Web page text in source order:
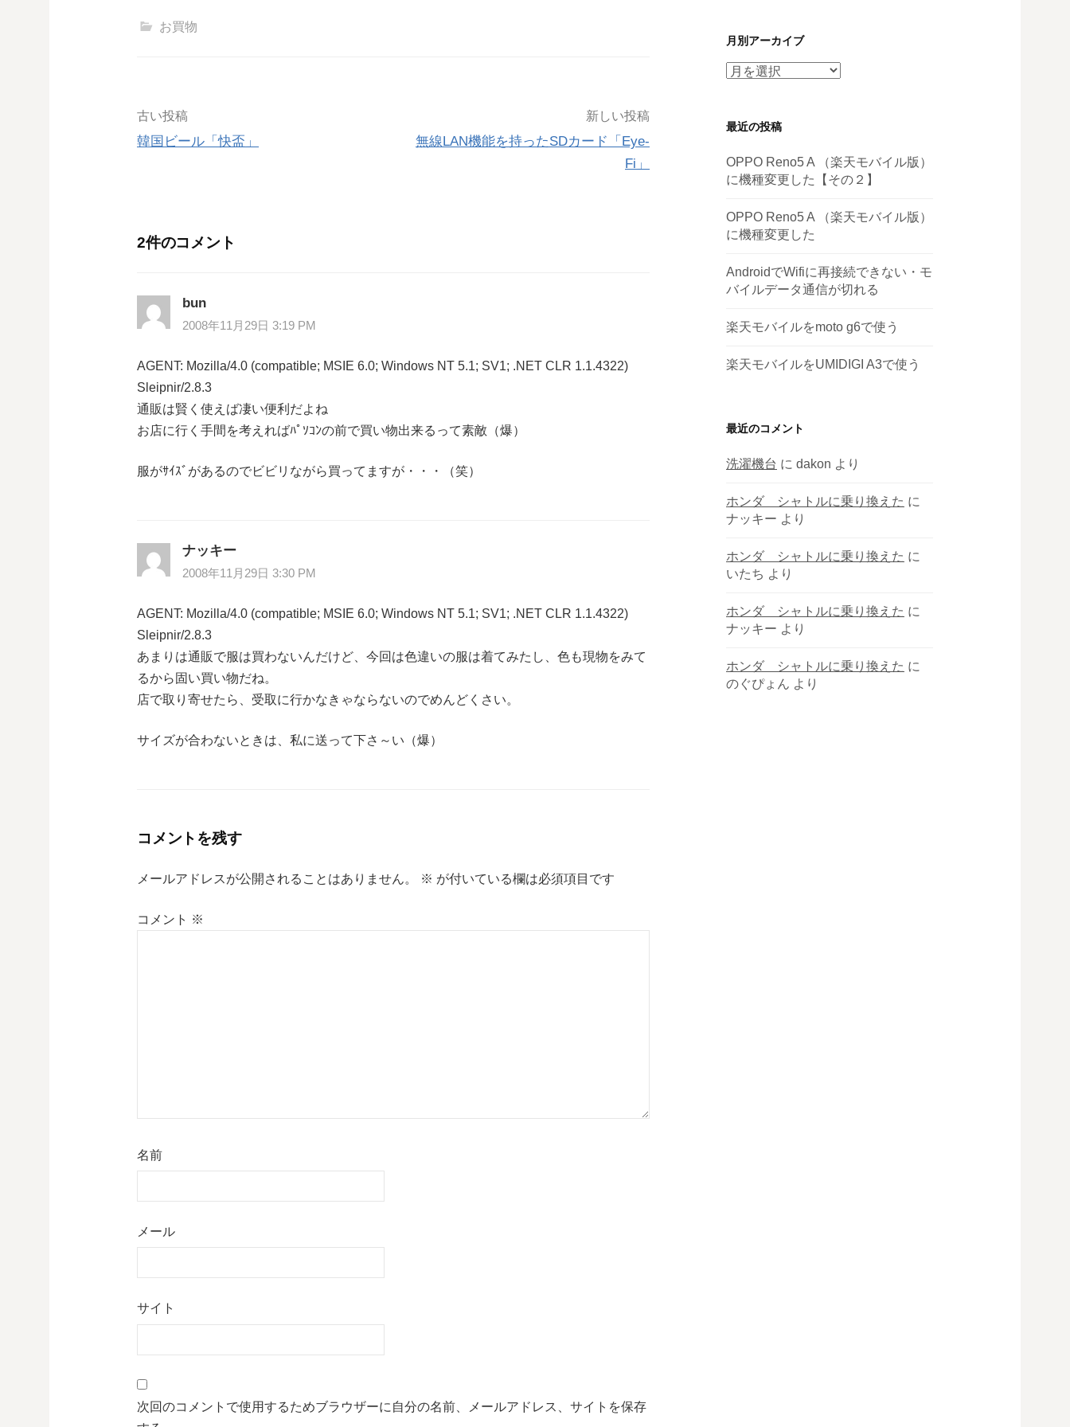
お買物
投
ビ
ー
ョ
ン
古い投稿
韓国ビール「快盃」
新しい投稿
無線LAN機能を持ったSDカード「Eye-
Fi」
2件のコメント
bun
2008年11月29日 3:19 PM
AGENT: Mozilla/4.0 (compatible; MSIE 6.0; Windows NT 5.1; SV1; .NET CLR 1.1.4322)
Sleipnir/2.8.3
通販は賢く使えば凄い便利だよね
お店に行く手間を考えればﾊﾟｿｺﾝの前で買い物出来るって素敵（爆）
服がｻｲｽﾞがあるのでビビリながら買ってますが・・・（笑）
ナッキー
2008年11月29日 3:30 PM
AGENT: Mozilla/4.0 (compatible; MSIE 6.0; Windows NT 5.1; SV1; .NET CLR 1.1.4322)
Sleipnir/2.8.3
あまりは通販で服は買わないんだけど、今回は色違いの服は着てみたし、色も現物をみて
るから固い買い物だね。
店で取り寄せたら、受取に行かなきゃならないのでめんどくさい。
サイズが合わないときは、私に送って下さ～い（爆）
コメントを残す
メールアドレスが公開されることはありません。 ※ が付いている欄は必須項目です
コメント ※
名前
メール
サイト
次回のコメントで使用するためブラウザーに自分の名前、メールアドレス、サイトを保存
月別アーカイブ
月
ー
イ
ブ
最近の投稿
OPPO Reno5 A （楽天モバイル版）
に機種変更した【その２】
OPPO Reno5 A （楽天モバイル版）
に機種変更した
AndroidでWifiに再接続できない・モ
バイルデータ通信が切れる
楽天モバイルをmoto g6で使う
楽天モバイルをUMIDIGI A3で使う
最近のコメント
洗濯機台 に dakon より
ホンダ シャトルに乗り換えた に
ナッキー より
ホンダ シャトルに乗り換えた に
いたち より
ホンダ シャトルに乗り換えた に
ナッキー より
ホンダ シャトルに乗り換えた に
のぐぴょん より